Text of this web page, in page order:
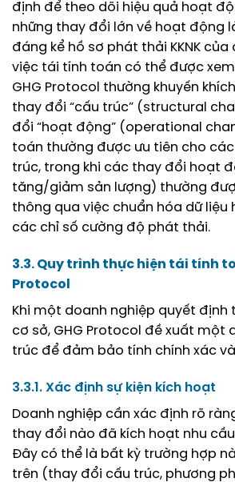
định để theo dõi hiệu quả hoạt
những thay đổi lớn về hoạt động
đáng kể hồ sơ phát thải KKNK của
việc tái tính toán có thể được xem
GHG Protocol thường khuyến
thay đổi “cấu trúc” (structural
đổi “hoạt động” (operational
toán thường được ưu tiên cho
trúc, trong khi các thay đổi hoạt
tăng/giảm sản lượng) thường
thông qua việc chuẩn hóa dữ liệu
các chỉ số cường độ phát thải.
3.3. Quy trình thực hiện tái tính
Protocol
Khi một doanh nghiệp quyết định
cơ sở, GHG Protocol đề xuất một
trúc để đảm bảo tính chính xác
3.3.1. Xác định sự kiện kích hoạt
Doanh nghiệp cần xác định rõ
thay đổi nào đã kích hoạt nhu
Đây có thể là bất kỳ trường hợp
trên (thay đổi cấu trúc, phương